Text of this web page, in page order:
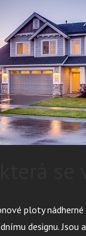
ploty
designu. Jsou